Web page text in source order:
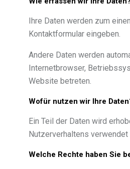
Ihre Daten werden zum
Kontaktformular eingeben.
Andere Daten werden
Internetbrowser,
Website betreten.
Wofür nutzen wir Ihre
Ein Teil der Daten wird
Nutzerverhaltens verwendet
Welche Rechte haben Sie